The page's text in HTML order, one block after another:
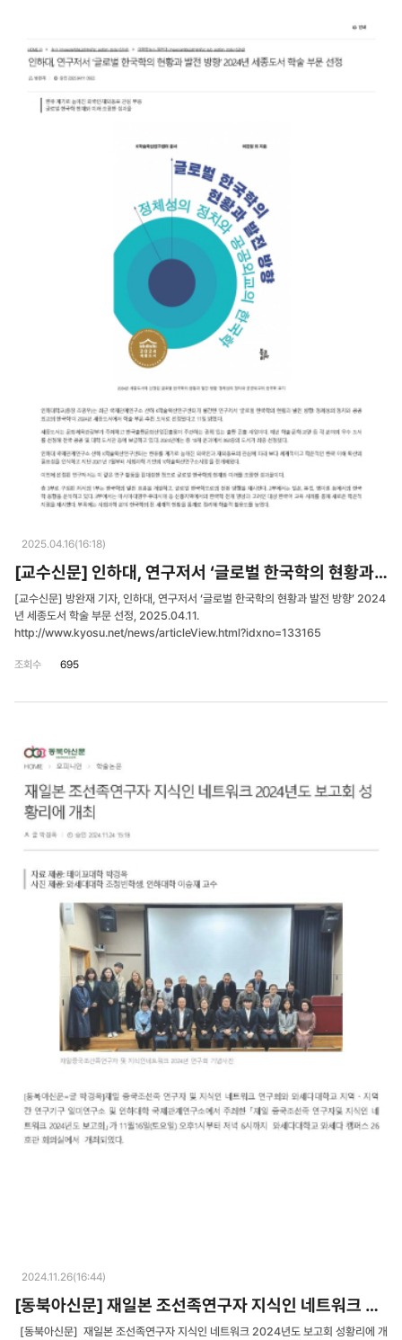
2025.04.16(16:18)
[교수신문] 인하대, 연구저서 ‘글로벌 한국학의 현황과 발전 방향’ 2024년 세종도서 학술 부문 선정
[교수신문] 방완재 기자, 인하대, 연구저서 ‘글로벌 한국학의 현황과 발전 방향’ 2024
년 세종도서 학술 부문 선정, 2025.04.11.
http://www.kyosu.net/news/articleView.html?idxno=133165
조회수 695
2024.11.26(16:44)
[동북아신문] 재일본 조선족연구자 지식인 네트워크 2024년도 보고회 성황리에 개최
[동북아신문] 재일본 조선족연구자 지식인 네트워크 2024년도 보고회 성황리에 개